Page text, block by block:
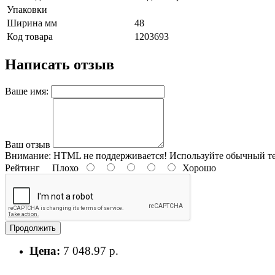
Упаковки
Ширина мм
48
Код товара
1203693
Написать отзыв
Ваше имя:
Ваш отзыв
Внимание: HTML не поддерживается! Используйте обычный
Рейтинг Плохо Хорошо
Продолжить
Цена: 7 048.97 р.